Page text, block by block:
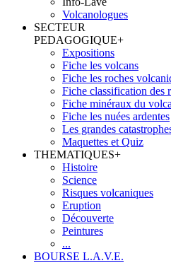
Volcanologues
SECTEUR
PEDAGOGIQUE+
Expositions
Fiche les volcans
Fiche les roches
Fiche classification des
Fiche minéraux du
Fiche les nuées ardentes
Les grandes
Maquettes et Quiz
THEMATIQUES+
Histoire
Science
Risques volcaniques
Eruption
Découverte
Peintures
...
BOURSE L.A.V.E.